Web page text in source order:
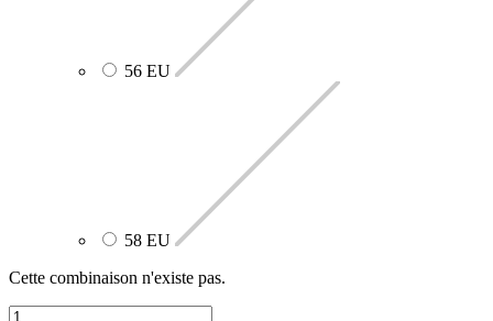
56 EU
58 EU
Cette combinaison n'existe pas.